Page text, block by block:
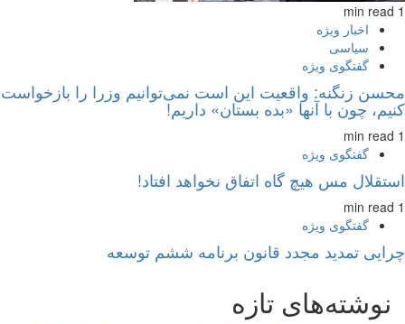
1 min read
اخبار ویژه
سیاسی
گفتگوی ویژه
محسن زنگنه: واقعیت این است نمی‌توانیم وزرا را بازخواست
کنیم، چون با آنها «بده بستان» داریم!
1 min read
گفتگوی ویژه
استقلال مس هیچ گاه اتفاق نخواهد افتاد!
1 min read
گفتگوی ویژه
چرایی تمدید مجدد قانون برنامه ششم توسعه
نوشته‌های تازه